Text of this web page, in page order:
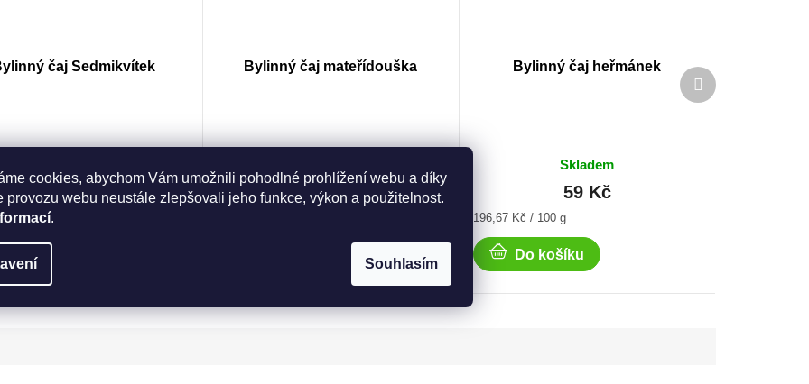
cookies, abychom Vám umožnili pohodlné prohlížení webu a díky
provozu webu neustále zlepšovali jeho funkce, výkon a použitelnost.
.
Souhlasím
čaj Sedmikvítek
79 Kč
100 g
Do košíku
Bylinný čaj mateřídouška
59 Kč
Bylinný čaj heřmánek
Skladem
59 Kč
Měrná
196,67 Kč / 100 g
Do košíku
Další
produkt